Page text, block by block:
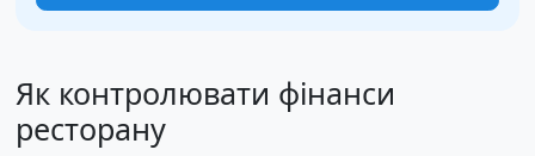
Як контролювати фінанси
ресторану